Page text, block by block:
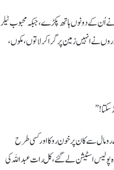
اُن کے دونوں ہاتھ پکڑے، جبکہ محبوب ٹیلر
نے انہیں زمین پر گرا کر لاتوں، مکوں،
سکتا!”
سے کان پر خون روکا اور کسی طرح
پولیس اسٹیشن لے گئے، کل رات عبداللہ کی